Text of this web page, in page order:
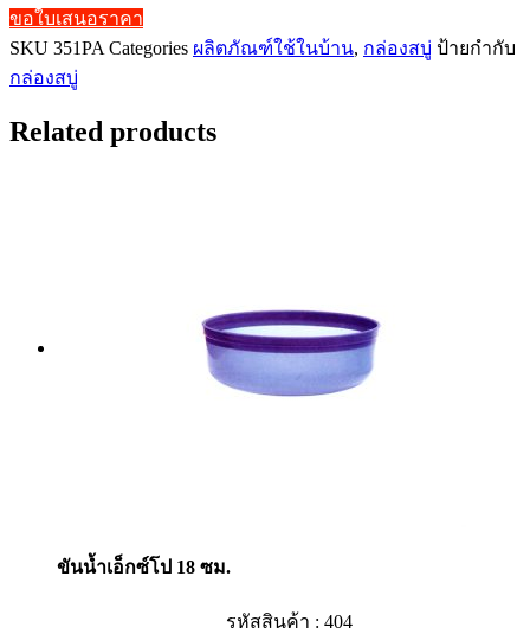
ขอใบเสนอราคา
SKU 351PA Categories ผลิตภัณฑ์ใช้ในบ้าน, กล่องสบู่ ป้ายกำกับ
กล่องสบู่
Related products
ขันน้ำเอ็กซ์โป 18 ซม.
รหัสสินค้า : 404